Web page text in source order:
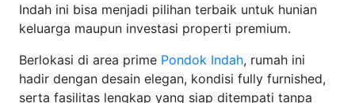
Indah ini bisa menjadi pilihan terbaik untuk hunian
keluarga maupun investasi properti premium.
Berlokasi di area prime Pondok Indah, rumah ini
hadir dengan desain elegan, kondisi fully furnished,
serta fasilitas lengkap yang siap ditempati tanpa